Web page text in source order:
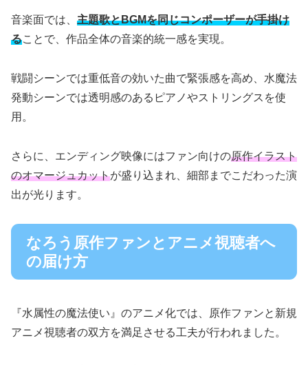
音楽面では、 主題歌とBGMを同じコンポーザーが手掛け
ることで、作品全体の音楽的統一感を実現。
戦闘シーンでは重低音の効いた曲で緊張感を高め、水魔法
発動シーンでは透明感のあるピアノやストリングスを使
用。
さらに、エンディング映像にはファン向けの原作イラスト
のオマージュカットが盛り込まれ、細部までこだわった演
出が光ります。
なろう原作ファンとアニメ視聴者へ
の届け方
『水属性の魔法使い』のアニメ化では、原作ファンと新規
アニメ視聴者の双方を満足させる工夫が行われました。